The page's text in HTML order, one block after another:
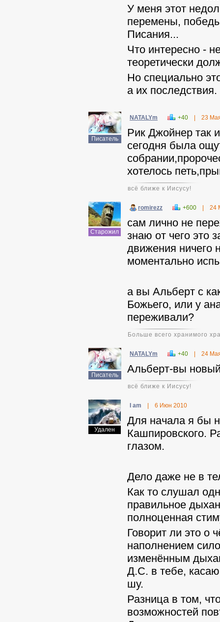
У меня этот
перемены,
Писания...
Что интересно -
теоретически
Но специально
а их последствия.
Писатель
NATALYm +40 23
Рик Джойнер так
сегодня была
хотелось
всё ближе к Иисусу!
Старожил
romirezz +600 24
сам лично не
знаю от чего это
движения ничего
моментально
а вы Альберт с
Божьего, или у
переживали?
Больше всего хранимого
Писатель
NATALYm +40 24
Альберт-вы
всё ближе к Иисусу!
Удален
I am 6 Июн 2010
Для начала я бы
Кашпировского.
глазом.
Дело даже не в
Как то слушал
правильное
полноценная
Говорит ли это о
наполнением
изменённым
Д.С. в тебе,
шу.
Разница в том,
возможностей